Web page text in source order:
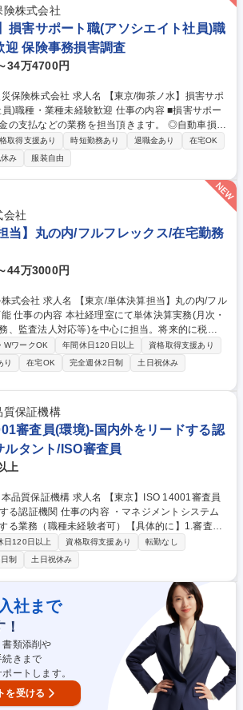
経理（連結決算業務）メ
ニメ・演劇のエンタメ企業
険株式会社
損害サポート職(アソシエイト社員)職
迎 保険事務損害調査
34万4700円
【東京/御茶ノ水】損害サポ
未経験歓迎 仕事の内容 ■損害サポー
の支払などの業務を担当頂きます。 ◎自動車損害
動車事故に遭われた際に、保険金のお支払いを通
す。事故の解決まで 迅速かつ円満な解決
ビスを提供します。※実務について入社後は過失
故から担当頂きます。 その後業務に慣れてきたら
事故や適性等により対人事故を担当いただくこと
/傷病/海外旅行損害サポート：火災/賠償責任/傷
事故対応を担当します。 募集職種 【東京/
職(アソシエイト社員)職種・業種未経験歓迎
取得支援あり 時短勤務あり 退職金あり
在宅OK
み 服装自由
会社
当】丸の内/フルフレックス/在宅勤務
44万3000円
担当】丸の内/フル
(月次・
、監査法人対応等)を中心に担当。将来的に税
外グループ会社経理など多彩なキャリアパスへの
分析、会社法・金融商品取引法に関連する開示業
/フルフレックス/在宅勤務可能
WワークOK 年間休日120日以上
資格取得支援あり
り 在宅OK 完全週休2日制
土日祝休み
質保証機構
審査員(環境)‐国内外をリードする認
タント/ISO審査員
上
【東京】ISO 14001審査員
・マネジメントシステム
る業務（職種未経験者可）【具体的に】1.審査日
業と審査日決定後、連絡や必要資料の確認、宿泊
す。 2．審査計画の策定・調整：
ールを作成して企業と調整し、審査計画を決定し
でに、審査チーム内の打ち合わせを行います。
って、審査を実施し、審査報告書を作成します。
、責任者からサインをいただきます。4．審査終
処理を行います。 【変更の範囲：当機構における
日120日以上 資格取得支援あり
転勤なし
制 土日祝休み
入社まで
類添削や
続きまで
ートします。
を受ける